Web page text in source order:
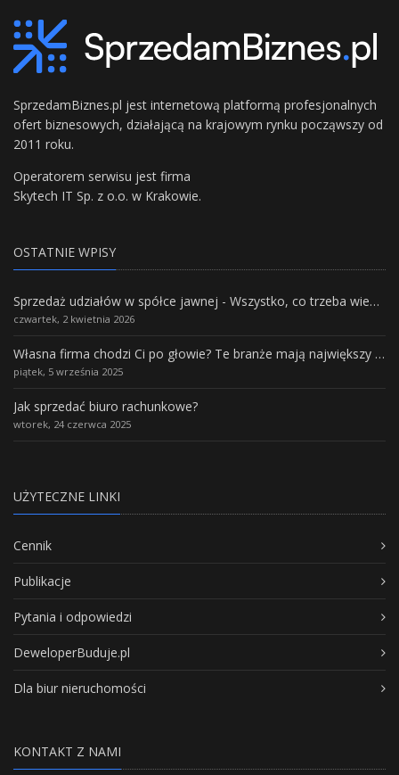
SprzedamBiznes.pl jest internetową platformą profesjonalnych
ofert biznesowych, działającą na krajowym rynku począwszy od
2011 roku.
Operatorem serwisu jest firma
Skytech IT Sp. z o.o. w Krakowie.
OSTATNIE WPISY
Sprzedaż udziałów w spółce jawnej - Wszystko, co trzeba wiedzieć.
czwartek, 2 kwietnia 2026
Własna firma chodzi Ci po głowie? Te branże mają największy potencjał rozwoju
piątek, 5 września 2025
Jak sprzedać biuro rachunkowe?
wtorek, 24 czerwca 2025
UŻYTECZNE LINKI
Cennik
Publikacje
Pytania i odpowiedzi
DeweloperBuduje.pl
Dla biur nieruchomości
KONTAKT Z NAMI